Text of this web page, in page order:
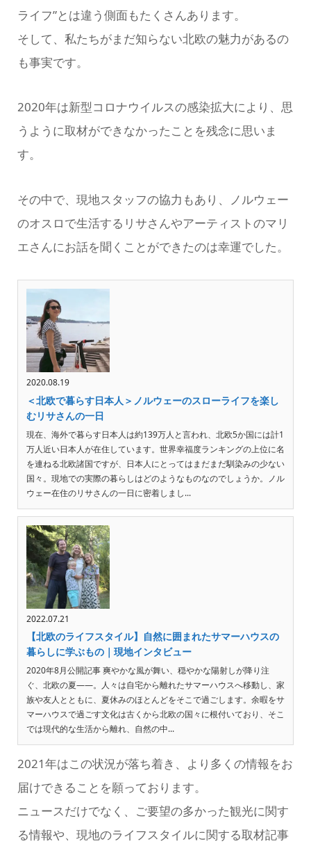
ライフ”とは違う側面もたくさんあります。
そして、私たちがまだ知らない北欧の魅力があるの
も事実です。
2020年は新型コロナウイルスの感染拡大により、思
うように取材ができなかったことを残念に思いま
す。
その中で、現地スタッフの協力もあり、ノルウェー
のオスロで生活するリサさんやアーティストのマリ
エさんにお話を聞くことができたのは幸運でした。
2020.08.19
＜北欧で暮らす日本人＞ノルウェーのスローライフを楽し
むリサさんの一日
現在、海外で暮らす日本人は約139万人と言われ、北欧5か国には計1
万人近い日本人が在住しています。世界幸福度ランキングの上位に名
を連ねる北欧諸国ですが、日本人にとってはまだまだ馴染みの少ない
国々。現地での実際の暮らしはどのようなものなのでしょうか。ノル
ウェー在住のリサさんの一日に密着しまし...
2022.07.21
【北欧のライフスタイル】自然に囲まれたサマーハウスの
暮らしに学ぶもの｜現地インタビュー
2020年8月公開記事 爽やかな風が舞い、穏やかな陽射しが降り注
ぐ、北欧の夏――。人々は自宅から離れたサマーハウスへ移動し、家
族や友人とともに、夏休みのほとんどをそこで過ごします。余暇をサ
マーハウスで過ごす文化は古くから北欧の国々に根付いており、そこ
では現代的な生活から離れ、自然の中...
2021年はこの状況が落ち着き、より多くの情報をお
届けできることを願っております。
ニュースだけでなく、ご要望の多かった観光に関す
る情報や、現地のライフスタイルに関する取材記事